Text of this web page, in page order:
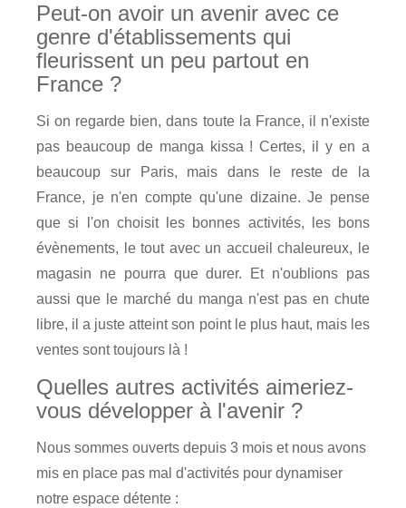
Peut-on avoir un avenir avec ce
genre d'établissements qui
fleurissent un peu partout en
France ?
Si on regarde bien, dans toute la France, il n'existe
pas beaucoup de manga kissa ! Certes, il y en a
beaucoup sur Paris, mais dans le reste de la
France, je n'en compte qu'une dizaine. Je pense
que si l'on choisit les bonnes activités, les bons
évènements, le tout avec un accueil chaleureux, le
magasin ne pourra que durer. Et n'oublions pas
aussi que le marché du manga n'est pas en chute
libre, il a juste atteint son point le plus haut, mais les
ventes sont toujours là !
Quelles autres activités aimeriez-
vous développer à l'avenir ?
Nous sommes ouverts depuis 3 mois et nous avons
mis en place pas mal d'activités pour dynamiser
notre espace détente :